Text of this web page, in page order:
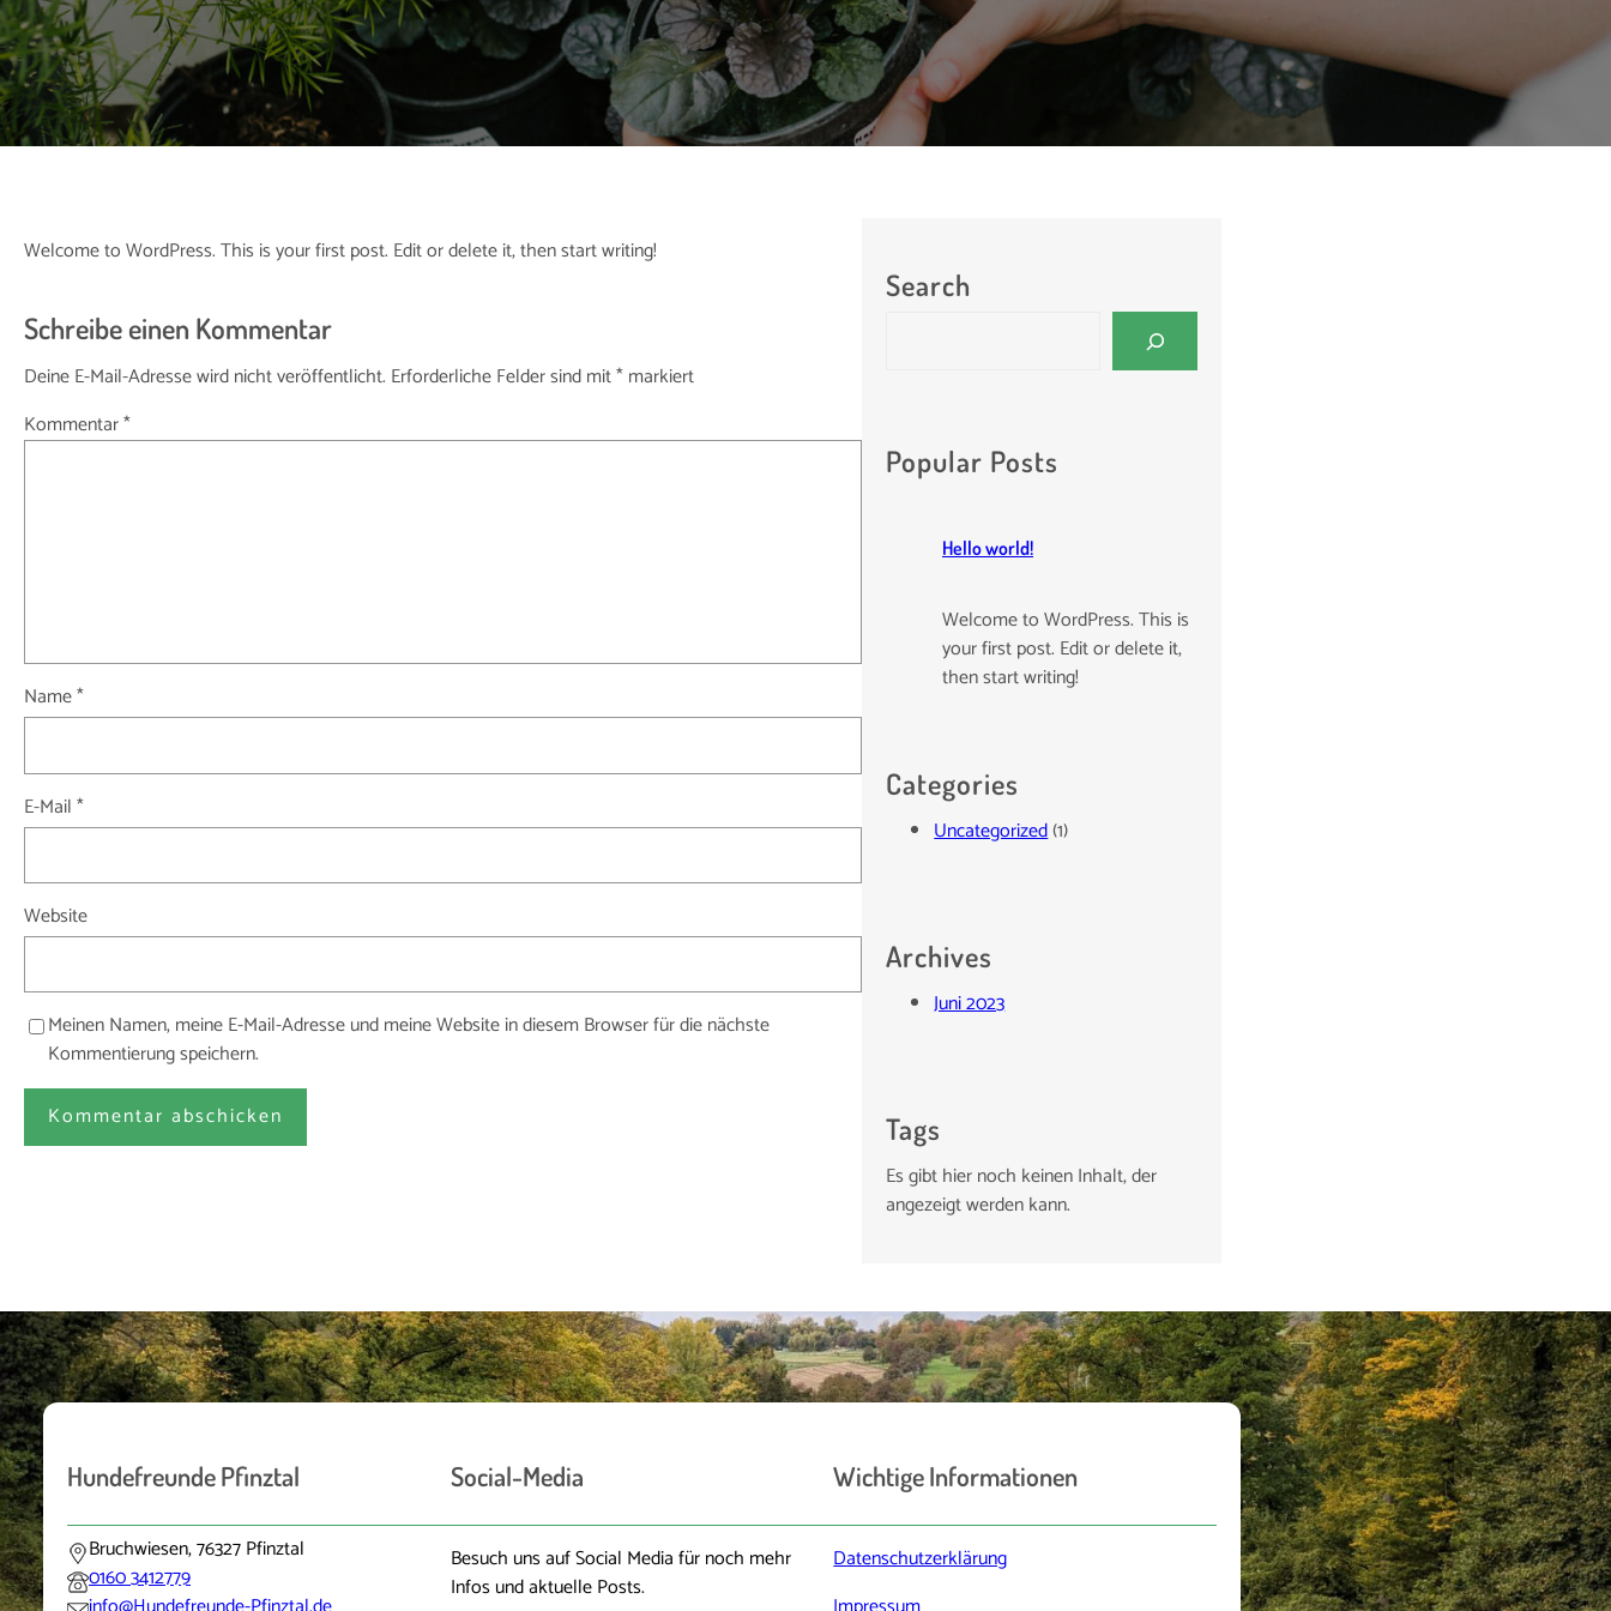
Welcome to WordPress. This is your first post. Edit or delete it, then start writing!
Schreibe einen Kommentar
Deine E-Mail-Adresse wird nicht veröffentlicht. Erforderliche Felder sind mit*markiert
Kommentar*
Name*
E-Mail*
Website
Meinen Namen, meine E-Mail-Adresse und meine Website in diesem Browser für die nächste
Kommentierung speichern.
n
a
t
i
v
e
:
Search
h
Popular Posts
Hello world!
Welcome to WordPress. This is
your first post. Edit or delete it,
then start writing!
Categories
Uncategorized(1)
Archives
Juni 2023
Tags
Es gibt hier noch keinen Inhalt, der
angezeigt werden kann.
Hundefreunde Pfinztal
Bruchwiesen, 76327 Pfinztal
0160 3412779
Social-Media
Besuch uns auf Social Media für noch mehr
Infos und aktuelle Posts.
Wichtige Informationen
Datenschutzerklärung